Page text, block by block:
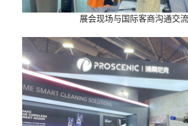
展会现场与国际客商沟通交流